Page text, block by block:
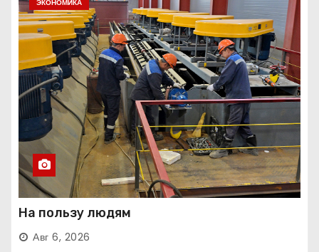
ЭКОНОМИКА
На пользу людям
Авг 6, 2026